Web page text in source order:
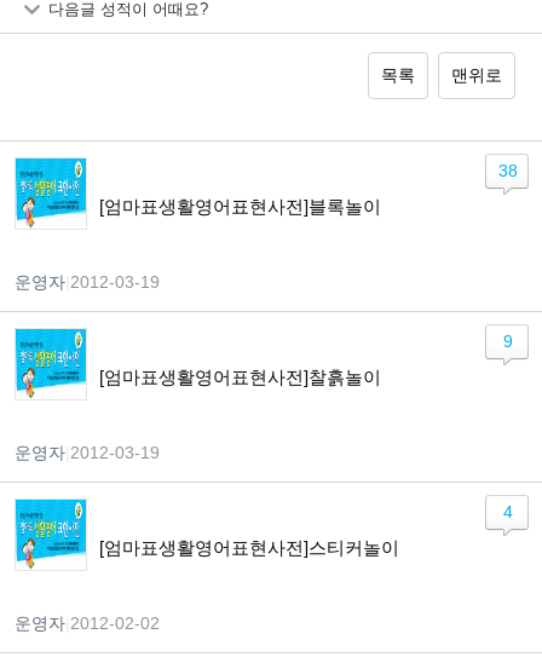
다음글 성적이 어때요?
목록 맨위로
[엄마표생활영어표현사전]블록놀이
운영자 2012-03-19
38
[엄마표생활영어표현사전]찰흙놀이
운영자 2012-03-19
9
[엄마표생활영어표현사전]스티커놀이
운영자 2012-02-02
4